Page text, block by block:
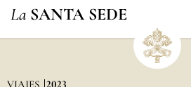
La SANTA SEDE
VIAJES 2023